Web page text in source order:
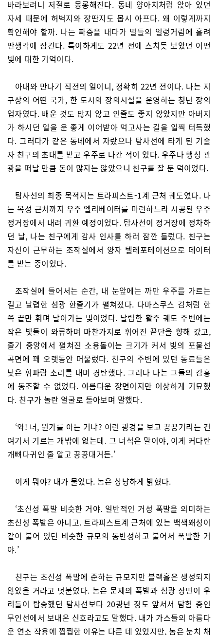
바라보려니 저절로 몽롱해진다. 동네 양아치처럼 앉아 있던
자세 때문에 허벅지와 장딴지도 몹시 아프다. 왜 이렇게까지
확인해야 할까. 나는 짜증을 내다가 별들의 일렁거림에 홀려
딴생각에 잠긴다. 특이하게도 22년 전에 스치듯 보았던 어떤
빛에 대한 기억이다.
아내와 만나기 직전의 일이니, 정확히 22년 전이다. 나는 지
구상의 어떤 국가, 한 도시의 장의시설을 운영하는 청년 장의
업자였다. 배운 것도 많지 않고 인줄도 좋지 않았지만 아버지
가 하시던 일을 운 좋게 이어받아 먹고사는 길을 일찍 터득했
다. 그러다가 같은 동네에서 자랐으나 탐사선에 타게 된 기술
자 친구의 초대를 받고 우주로 나간 적이 있다. 우주나 행성 관
광을 떠날 만큼 돈이 많지는 않았으니 친구를 잘 둔 덕이었다.
탐사선의 최종 목적지는 트라피스트-1계 근처 궤도였다. 나
는 목성 근처까지 우주 엘리베이터를 마련하느라 시공된 우주
정거장에서 내려 귀환 예정이었다. 탐사선이 정거장에 정차하
던 날, 나는 친구에게 감사 인사를 하러 잠깐 들렀다. 친구는
자신이 근무하는 조작실에서 양자 텔레포테이션으로 데이터
를 받는 중이었다.
조작실에 들어서는 순간, 내 눈앞에는 까만 우주를 가르는
길고 날렵한 섬광 한줄기가 펼쳐졌다. 다마스쿠스 검처럼 한
쪽 끝만 휘며 날아가는 빛이었다. 날렵한 활주 궤도 주변에는
작은 빛들이 와류하며 마찬가지로 휘어진 끝단을 향해 갔고,
줄기 중앙에서 펼쳐진 소용돌이는 크기가 커서 빛의 포물선
곡면에 꽤 오랫동안 머물렀다. 친구의 주변에 있던 동료들은
낮은 휘파람 소리를 내며 경탄했다. 그러나 나는 그들의 감흥
에 동조할 수 없었다. 아름다운 장면이지만 이상하게 기묘했
다. 친구가 놀란 얼굴로 돌아보며 말했다.
‘와! 너, 뭔가를 아는 거냐? 이런 광경을 보고 끙끙거리는 건
여기서 기르는 개밖에 없는데. 그 녀석은 말이야, 이게 커다란
개뼈다귀인 줄 알고 끙끙대거든.’
이게 뭐야? 내가 물었다. 놈은 상냥하게 밝혔다.
‘초신성 폭발 비슷한 거야. 일반적인 거성 폭발을 의미하는
초신성 폭발은 아니고. 트라피스트계 근처에 있는 백색왜성이
같이 붙어 있던 비슷한 규모의 동반성하고 붙어서 폭발한 거
야.’
친구는 초신성 폭발에 준하는 규모지만 블랙홀은 생성되지
않았을 거라고 덧붙였다. 놈은 문제의 폭발과 섬광 장면이 우
리들이 탑승했던 탐사선보다 20광년 정도 앞서서 탐험 중인
무인선에서 보내온 신호라고도 말했다. 내가 가스들의 아름다
운 연소 작용에 찝찝한 이유는 다른 데 있었지만, 놈은 눈치 채